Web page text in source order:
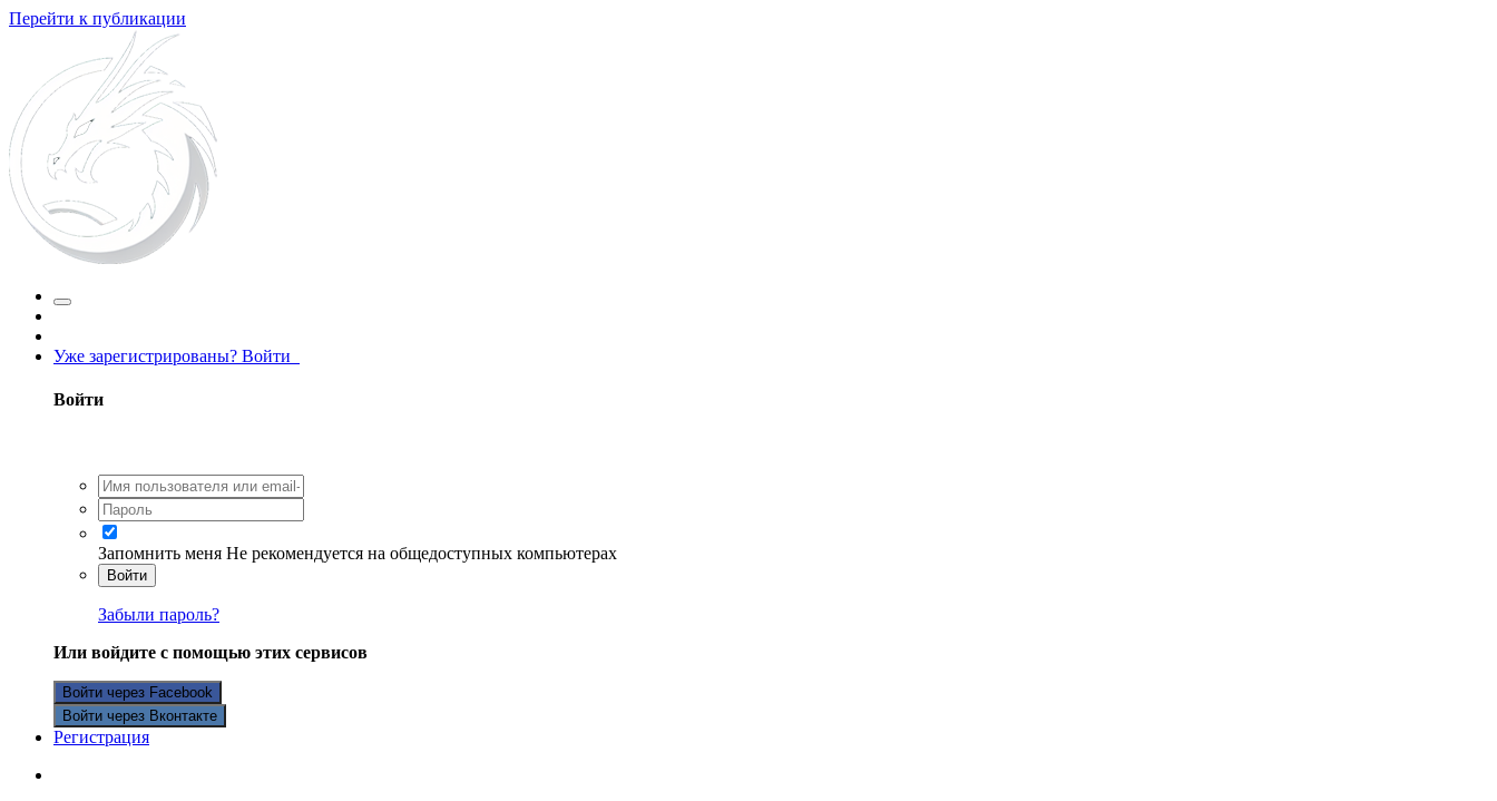
Перейти к публикации
Уже зарегистрированы? Войти
Войти
Запомнить меня Не рекомендуется на общедоступных компьютерах
Войти
Забыли пароль?
Или войдите с помощью этих сервисов
Войти через Facebook
Войти через Вконтакте
Регистрация